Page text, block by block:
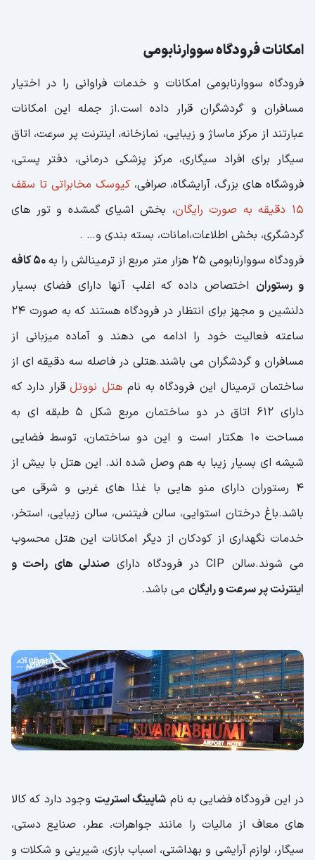
امکانات فرودگاه سووارنابومی
فرودگاه سووارنابومی امکانات و خدمات فراوانی را در اختیار
مسافران و گردشگران قرار داده است.از جمله این امکانات
عبارتند از مرکز ماساژ و زیبایی، نمازخانه، اینترنت پر سرعت، اتاق
سیگار برای افراد سیگاری، مرکز پزشکی درمانی، دفتر پستی،
فروشگاه های بزرگ، آرایشگاه، صرافی،کیوسک مخابراتی تا سقف
15 دقیقه به صورت رایگان
، بخش اشیای گمشده و تور های
گردشگری، بخش اطلاعات،امانات، بسته بندی و… .
فرودگاه سووارنابومی 25 هزار متر مربع از ترمینالش را به
50 کافه
و رستوران اختصاص داده که اغلب آنها دارای فضای بسیار
دلنشین و مجهز برای انتظار در فرودگاه هستند که به صورت 24
ساعته فعالیت خود را ادامه می دهند و آماده میزبانی از
مسافران و گردشگران می باشند.هتلی در فاصله سه دقیقه ای از
ساختمان ترمینال این فرودگاه به نامهتل نووتل قرار دارد که
دارای 612 اتاق در دو ساختمان مربع شکل 5 طبقه ای به
مساحت 10 هکتار است و این دو ساختمان، توسط فضایی
شیشه ای بسیار زیبا به هم وصل شده اند. این هتل با بیش از
4 رستوران دارای منو هایی با غذا های غربی و شرقی می
باشد.باغ درختان استوایی، سالن فیتنس، سالن زیبایی، استخر،
خدمات نگهداری از کودکان از دیگر امکانات این هتل محسوب
می شوند.سالن CIP در فرودگاه دارای
صندلی های راحت و
اینترنت پر سرعت و رایگان می باشد.
در این فرودگاه فضایی به نام شاپینگ استریت وجود دارد که کالا
های معاف از مالیات را مانند جواهرات، عطر، صنایع دستی،
سیگار، لوازم آرایشی و بهداشتی، اسباب بازی، شیرینی و شکلات و